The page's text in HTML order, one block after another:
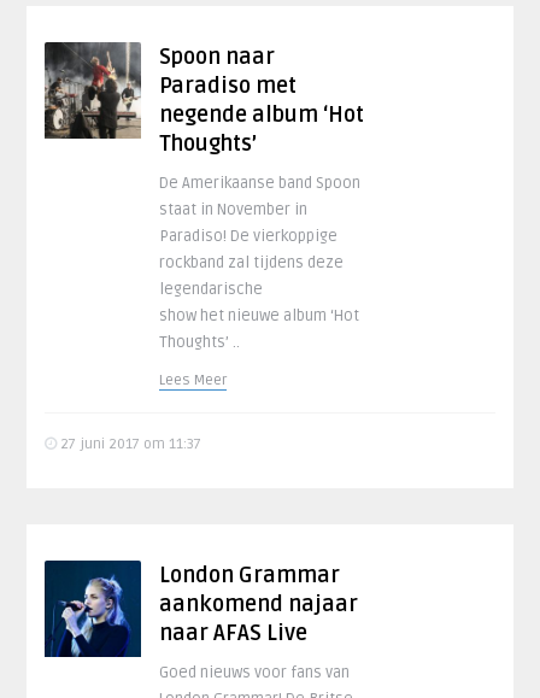
Spoon naar
Paradiso met
negende album ‘Hot
Thoughts’
De Amerikaanse band Spoon
staat in November in
Paradiso! De vierkoppige
rockband zal tijdens deze
legendarische
show het nieuwe album ‘Hot
Thoughts’ ..
Lees Meer
27 juni 2017 om 11:37
London Grammar
aankomend najaar
naar AFAS Live
Goed nieuws voor fans van